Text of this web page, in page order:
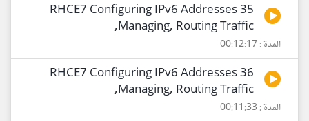
35 RHCE7 Configuring IPv6 Addresses
,Managing, Routing Traffic
المدة : 00:12:17
36 RHCE7 Configuring IPv6 Addresses
,Managing, Routing Traffic
المدة : 00:11:33